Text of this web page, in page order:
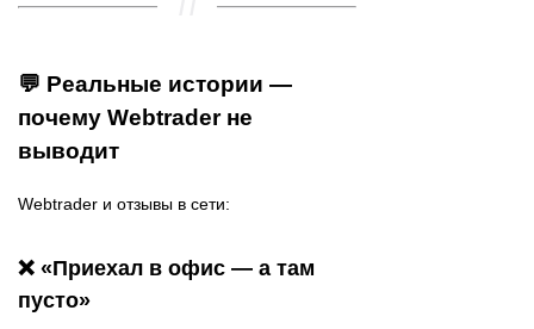
💬 Реальные истории —
почему Webtrader не
выводит
Webtrader и отзывы в сети:
❌ «Приехал в офис — а там
пусто»